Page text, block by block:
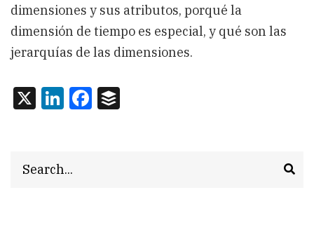
dimensiones y sus atributos, porqué la
dimensión de tiempo es especial, y qué son las
jerarquías de las dimensiones.
X LinkedIn
Facebook